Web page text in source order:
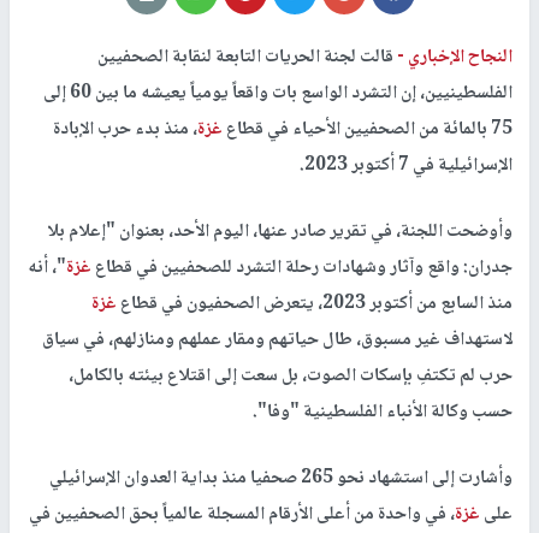
النجاح الإخباري -قالت لجنة الحريات التابعة لنقابة الصحفيين
الفلسطينيين، إن التشرد الواسع بات واقعاً يومياً يعيشه ما بين 60 إلى
75 بالمائة من الصحفيين الأحياء في قطاع
غزة، منذ بدء حرب الإبادة
الإسرائيلية في 7 أكتوبر 2023.
وأوضحت اللجنة، في تقرير صادر عنها، اليوم الأحد، بعنوان "إعلام بلا
جدران: واقع وآثار وشهادات رحلة التشرد للصحفيين في قطاعغزة"، أنه
منذ السابع من أكتوبر 2023، يتعرض الصحفيون في قطاع
غزة
لاستهداف غير مسبوق، طال حياتهم ومقار عملهم ومنازلهم، في سياق
حرب لم تكتفِ بإسكات الصوت، بل سعت إلى اقتلاع بيئته بالكامل،
حسب وكالة الأنباء الفلسطينية "وفا".
وأشارت إلى استشهاد نحو 265 صحفيا منذ بداية العدوان الإسرائيلي
علىغزة، في واحدة من أعلى الأرقام المسجلة عالمياً بحق الصحفيين في